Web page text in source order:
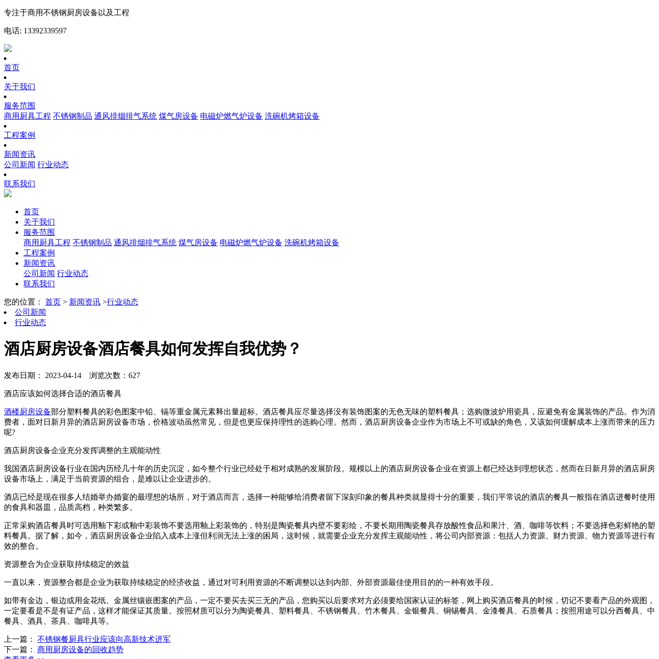
专注于商用不锈钢厨房设备以及工程
电话: 13392339597
首页
关于我们
服务范围
商用厨具工程 不锈钢制品 通风排烟排气系统 煤气房设备 电磁炉燃气炉设备 洗碗机烤箱设备
工程案例
新闻资讯
公司新闻 行业动态
联系我们
首页
关于我们
服务范围
商用厨具工程 不锈钢制品 通风排烟排气系统 煤气房设备 电磁炉燃气炉设备 洗碗机烤箱设备
工程案例
新闻资讯
公司新闻 行业动态
联系我们
您的位置： 首页 > 新闻资讯 >行业动态
公司新闻
行业动态
酒店厨房设备酒店餐具如何发挥自我优势？
发布日期： 2023-04-14 浏览次数：627
酒店应该如何选择合适的酒店餐具
酒楼厨房设备部分塑料餐具的彩色图案中铅、镉等重金属元素释出量超标。酒店餐具应尽量选择没有装饰图案的无色无味的塑料餐具；选购微波炉用瓷具，应避免有金属装饰的产品。作为消
费者，面对日新月异的酒店厨房设备市场，价格波动虽然常见，但是也更应保持理性的选购心理。然而，酒店厨房设备企业作为市场上不可或缺的角色，又该如何缓解成本上涨而带来的压力
呢?
酒店厨房设备企业充分发挥调整的主观能动性
我国酒店厨房设备行业在国内历经几十年的历史沉淀，如今整个行业已经处于相对成熟的发展阶段。规模以上的酒店厨房设备企业在资源上都已经达到理想状态，然而在日新月异的酒店厨房
设备市场上，满足于当前资源的组合，是难以让企业进步的。
酒店已经是现在很多人结婚举办婚宴的最理想的场所，对于酒店而言，选择一种能够给消费者留下深刻印象的餐具种类就显得十分的重要，我们平常说的酒店的餐具一般指在酒店进餐时使用
的食具和器皿，品质高档，种类繁多。
正常采购酒店餐具时可选用釉下彩或釉中彩装饰不要选用釉上彩装饰的，特别是陶瓷餐具内壁不要彩绘，不要长期用陶瓷餐具存放酸性食品和果汁、酒、咖啡等饮料；不要选择色彩鲜艳的塑
料餐具。据了解，如今，酒店厨房设备企业陷入成本上涨但利润无法上涨的困局，这时候，就需要企业充分发挥主观能动性，将公司内部资源：包括人力资源、财力资源、物力资源等进行有
效的整合。
资源整合为企业获取持续稳定的效益
一直以来，资源整合都是企业为获取持续稳定的经济收益，通过对可利用资源的不断调整以达到内部、外部资源最佳使用目的的一种有效手段。
如带有金边，银边或用金花纸、金属丝镶嵌图案的产品，一定不要买去买三无的产品，您购买以后要求对方必须要给国家认证的标签，网上购买酒店餐具的时候，切记不要看产品的外观图，
一定要看是不是有证产品，这样才能保证其质量。按照材质可以分为陶瓷餐具、塑料餐具、不锈钢餐具、竹木餐具、金银餐具、铜锡餐具、金漆餐具、石质餐具；按照用途可以分西餐具、中
餐具、酒具、茶具、咖啡具等。
上一篇： 不锈钢餐厨具行业应该向高新技术进军
下一篇： 商用厨房设备的回收趋势